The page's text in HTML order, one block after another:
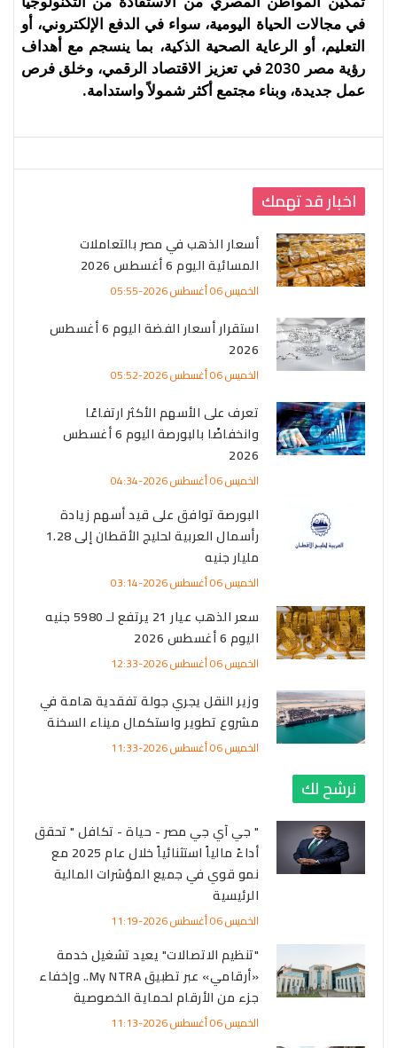
في مجالات الحياة اليومية، سواء في الدفع الإلكتروني، أو
التعليم، أو الرعاية الصحية الذكية، بما ينسجم مع أهداف
رؤية مصر 2030 في تعزيز الاقتصاد الرقمي، وخلق فرص
عمل جديدة، وبناء مجتمع أكثر شمولاً واستدامة.
اخبار قد تهمك
أسعار الذهب في مصر بالتعاملات
المسائية اليوم 6 أغسطس 2026
الخميس 06 أغسطس 2026-05:55
استقرار أسعار الفضة اليوم 6 أغسطس
2026
الخميس 06 أغسطس 2026-05:52
تعرف على الأسهم الأكثر ارتفاعًا
وانخفاضًا بالبورصة اليوم 6 أغسطس
2026
الخميس 06 أغسطس 2026-04:34
البورصة توافق على قيد أسهم زيادة
رأسمال العربية لحليج الأقطان إلى 1.28
مليار جنيه
الخميس 06 أغسطس 2026-03:14
سعر الذهب عيار 21 يرتفع لـ 5980 جنيه
اليوم 6 أغسطس 2026
الخميس 06 أغسطس 2026-12:33
وزير النقل يجري جولة تفقدية هامة في
مشروع تطوير واستكمال ميناء السخنة
الخميس 06 أغسطس 2026-11:33
نرشح لك
" جي آي جي مصر - حياة - تكافل " تحقق
أداءً مالياً استثنائياً خلال عام 2025 مع
نمو قوي في جميع المؤشرات المالية
الرئيسية
الخميس 06 أغسطس 2026-11:19
"تنظيم الاتصالات" يعيد تشغيل خدمة
«أرقامي» عبر تطبيق My NTRA.. وإخفاء
جزء من الأرقام لحماية الخصوصية
الخميس 06 أغسطس 2026-11:13